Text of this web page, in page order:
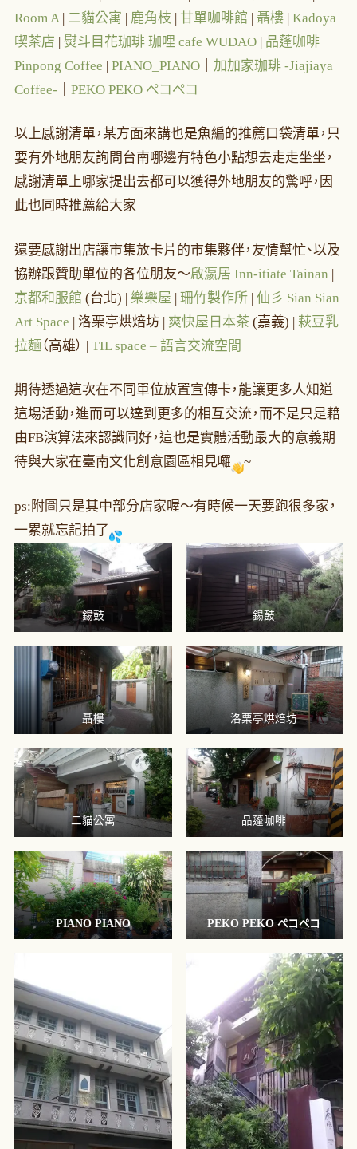
RoomA| 二貓公寓 | 鹿角枝 | 甘單咖啡館 | 聶樓| Kadoya
喫茶店 | 熨斗目花珈琲 珈哩 cafe WUDAO| 品蓬咖啡
Pinpong Coffee | PIANO_PIANO｜ 加加家珈琲 -Jiajiaya
Coffee-
PEKO PEKO ぺコぺコ
以上感謝清單，某方面來講也是魚編的推薦口袋清單，只
要有外地朋友詢問台南哪邊有特色小點想去走走坐坐，
感謝清單上哪家提出去都可以獲得外地朋友的驚呼，因
此也同時推薦給大家
還要感謝出店讓市集放卡片的市集夥伴，友情幫忙、以及
協辦跟贊助單位的各位朋友～啟瀛居 Inn-itiate Tainan |
京都和服館 (台北) | 樂樂屋 | 珊竹製作所| 仙彡 Sian Sian
Art Space | 洛栗亭烘焙坊 | 爽快屋日本茶 (嘉義) | 萩豆乳
拉麵 （高雄） | TIL space – 語言交流空間
期待透過這次在不同單位放置宣傳卡，能讓更多人知道
這場活動，進而可以達到更多的相互交流，而不是只是藉
由FB演算法來認識同好，這也是實體活動最大的意義期
待與大家在臺南文化創意園區相見囉
~
ps:附圖只是其中部分店家喔～有時候一天要跑很多家，
一累就忘記拍了
錫鼓 錫鼓
聶樓 洛栗亭烘焙坊
二貓公寓 品蓬咖啡
PIANO PIANO PEKO PEKO ぺコぺコ